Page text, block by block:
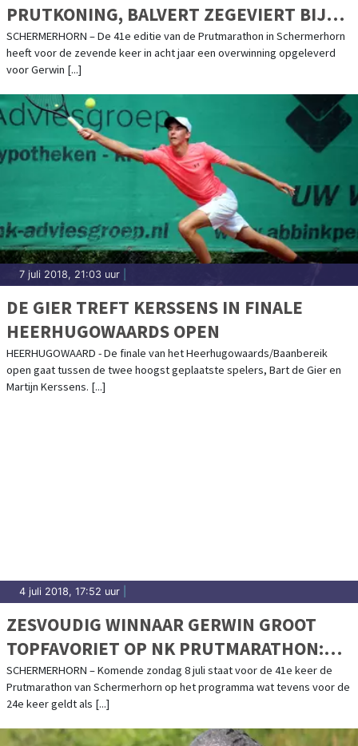
PRUTKONING, BALVERT ZEGEVIERT BIJ
VROUWEN
SCHERMERHORN – De 41e editie van de Prutmarathon in Schermerhorn
heeft voor de zevende keer in acht jaar een overwinning opgeleverd
voor Gerwin [...]
7 juli 2018, 21:03 uur
DE GIER TREFT KERSSENS IN FINALE
HEERHUGOWAARDS OPEN
HEERHUGOWAARD - De finale van het Heerhugowaards/Baanbereik
open gaat tussen de twee hoogst geplaatste spelers, Bart de Gier en
Martijn Kerssens. [...]
4 juli 2018, 17:52 uur
ZESVOUDIG WINNAAR GERWIN GROOT
TOPFAVORIET OP NK PRUTMARATHON:
‘MAAR IK ONDERSCHAT NIEMAND’
SCHERMERHORN – Komende zondag 8 juli staat voor de 41e keer de
Prutmarathon van Schermerhorn op het programma wat tevens voor de
24e keer geldt als [...]